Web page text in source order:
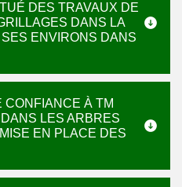
DES TRAVAUX DE
DANS LA
ENVIRONS DANS
CONFIANCE À TM
LES ARBRES
EN PLACE DES